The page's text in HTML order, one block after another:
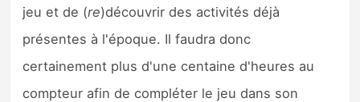
jeu et de (re)découvrir des activités déjà
présentes à l'époque. Il faudra donc
certainement plus d'une centaine d'heures au
compteur afin de compléter le jeu dans son